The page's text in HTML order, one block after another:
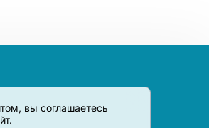
вы соглашаетесь